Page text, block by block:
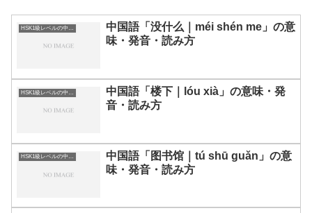
中国語「没什么｜méi shén me」の意
味・発音・読み方
中国語「楼下｜lóu xià」の意味・発
音・読み方
HSK1級レベルの中国語
中国語「图书馆｜tú shū guǎn」の意
味・発音・読み方